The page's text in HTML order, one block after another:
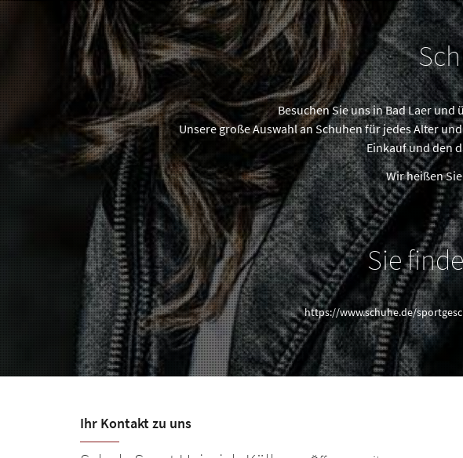
Besuchen Sie uns in Bad Laer
Unsere große Auswahl an Schuhen für jedes Alter
Einkauf und den
Wir heißen
Sie
https://www.schuhe.de/
Ihr Kontakt zu uns